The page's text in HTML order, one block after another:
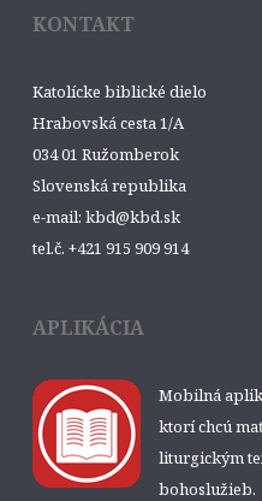
KONTAKT
Katolícke biblické dielo
Hrabovská cesta 1/A
034 01 Ružomberok
Slovenská republika
e-mail: kbd@kbd.sk
tel.č. +421 915 909 914
APLIKÁCIA
Mobilná
ktorí chcú
liturgickým
bohoslužieb.